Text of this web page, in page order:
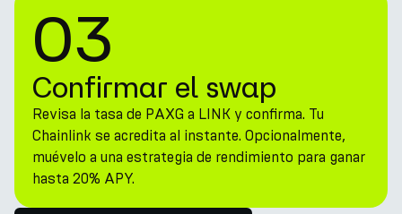
03
Confirmar el swap
Revisa la tasa de PAXG a LINK y confirma. Tu
Chainlink se acredita al instante. Opcionalmente,
muévelo a una estrategia de rendimiento para ganar
hasta 20% APY.